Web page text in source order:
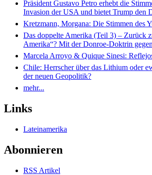
Präsident Gustavo Petro erhebt die
Invasion der USA und bietet Trump den
Kretzmann, Morgana: Die Stimmen des
Das doppelte Amerika (Teil 3) – Zurück
Amerika“? Mit der Donroe-Doktrin
Marcela Arroyo & Quique Sinesi:
Chile: Herrscher über das Lithium oder
der neuen Geopolitik?
mehr...
Links
Lateinamerika
Abonnieren
RSS Artikel